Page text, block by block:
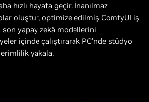
hızlı hayata geçir. İnanılmaz
oluştur, optimize edilmiş ComfyUI iş
son yapay zekâ modellerini
içinde çalıştırarak PC'nde stüdyo
yakala.